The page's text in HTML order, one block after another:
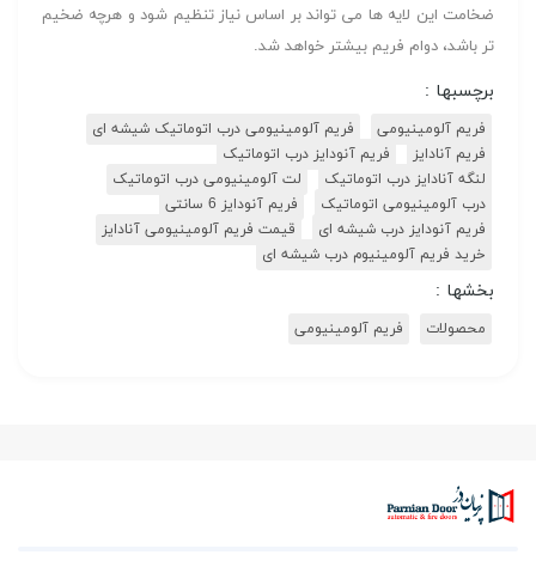
ضخامت این لایه ها می تواند بر اساس نیاز تنظیم شود و هرچه ضخیم
تر باشد، دوام فریم بیشتر خواهد شد.
برچسبها :
فریم آلومینیومی
فریم آلومینیومی درب اتوماتیک شیشه ای
فریم آنادایز
فریم آنودایز درب اتوماتیک
لنگه آنادایز درب اتوماتیک
لت آلومینیومی درب اتوماتیک
درب آلومینیومی اتوماتیک
فریم آنودایز 6 سانتی
فریم آنودایز درب شیشه ای
قیمت فریم آلومینیومی آنادایز
خرید فریم آلومینیوم درب شیشه ای
بخشها :
محصولات فریم آلومینیومی